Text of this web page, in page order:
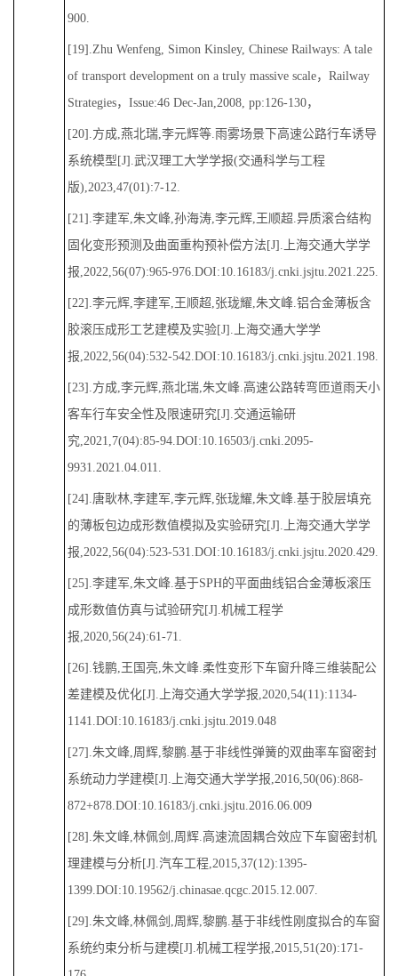
900.
[19].Zhu Wenfeng, Simon Kinsley, Chinese Railways: A tale
of transport development on a truly massive scale，Railway
Strategies，Issue:46 Dec-Jan,2008, pp:126-130，
[20].方成,燕北瑞,李元辉等.雨雾场景下高速公路行车诱导
系统模型[J].武汉理工大学学报(交通科学与工程
版),2023,47(01):7-12.
[21].李建军,朱文峰,孙海涛,李元辉,王顺超.异质滚合结构
固化变形预测及曲面重构预补偿方法[J].上海交通大学学
报,2022,56(07):965-976.DOI:10.16183/j.cnki.jsjtu.2021.225.
[22].李元辉,李建军,王顺超,张珑耀,朱文峰.铝合金薄板含
胶滚压成形工艺建模及实验[J].上海交通大学学
报,2022,56(04):532-542.DOI:10.16183/j.cnki.jsjtu.2021.198.
[23].方成,李元辉,燕北瑞,朱文峰.高速公路转弯匝道雨天小
客车行车安全性及限速研究[J].交通运输研
究,2021,7(04):85-94.DOI:10.16503/j.cnki.2095-
9931.2021.04.011.
[24].唐耿林,李建军,李元辉,张珑耀,朱文峰.基于胶层填充
的薄板包边成形数值模拟及实验研究[J].上海交通大学学
报,2022,56(04):523-531.DOI:10.16183/j.cnki.jsjtu.2020.429.
[25].李建军,朱文峰.基于SPH的平面曲线铝合金薄板滚压
成形数值仿真与试验研究[J].机械工程学
报,2020,56(24):61-71.
[26].钱鹏,王国亮,朱文峰.柔性变形下车窗升降三维装配公
差建模及优化[J].上海交通大学学报,2020,54(11):1134-
1141.DOI:10.16183/j.cnki.jsjtu.2019.048
[27].朱文峰,周辉,黎鹏.基于非线性弹簧的双曲率车窗密封
系统动力学建模[J].上海交通大学学报,2016,50(06):868-
872+878.DOI:10.16183/j.cnki.jsjtu.2016.06.009
[28].朱文峰,林佩剑,周辉.高速流固耦合效应下车窗密封机
理建模与分析[J].汽车工程,2015,37(12):1395-
1399.DOI:10.19562/j.chinasae.qcgc.2015.12.007.
[29].朱文峰,林佩剑,周辉,黎鹏.基于非线性刚度拟合的车窗
系统约束分析与建模[J].机械工程学报,2015,51(20):171-